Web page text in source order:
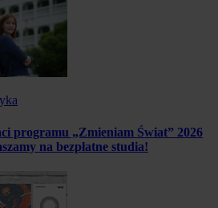
programu „Zmieniam Świat” 2026
na bezpłatne studia!